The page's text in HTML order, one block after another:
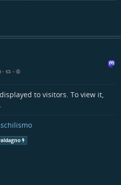
manutenzione straordinaria: 31
di monitoraggio in tempo reale
• •
to visitors. To view it,